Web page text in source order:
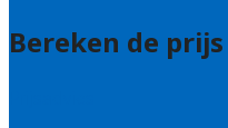
Bereken de